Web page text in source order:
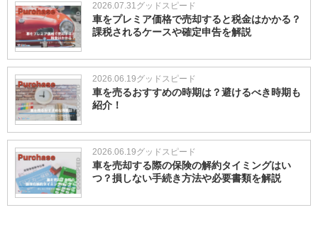
2026.07.31グッドスピード
車をプレミア価格で売却すると税金はかかる？
課税されるケースや確定申告を解説
2026.06.19グッドスピード
車を売るおすすめの時期は？避けるべき時期も
紹介！
2026.06.19グッドスピード
車を売却する際の保険の解約タイミングはい
つ？損しない手続き方法や必要書類を解説